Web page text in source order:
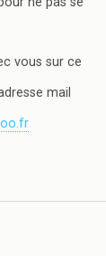
vous sur ce
mail